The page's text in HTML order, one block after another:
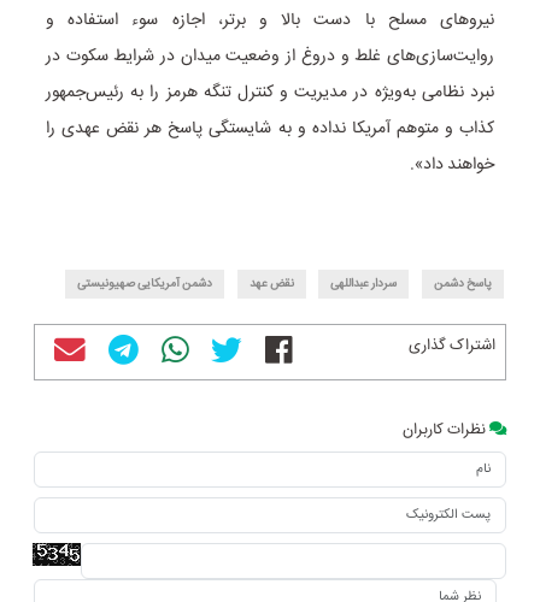
نیروهای مسلح با دست بالا و برتر، اجازه سوء استفاده و
روایت‌سازی‌های غلط و دروغ از وضعیت میدان در شرایط سکوت در
نبرد نظامی به‌ویژه در مدیریت و کنترل تنگه هرمز را به رئیس‌جمهور
کذاب و متوهم آمریکا نداده و به شایستگی پاسخ هر نقض عهدی را
خواهند داد».
پاسخ دشمن سردار عبداللهی نقض عهد دشمن آمریکایی صهیونیستی
اشتراک گذاری
نظرات کاربران